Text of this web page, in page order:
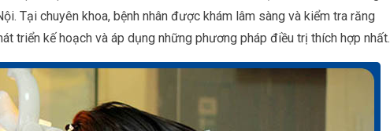
Tại chuyên khoa, bệnh nhân được khám lâm sàng và kiểm tra răng
triển kế hoạch và áp dụng những phương pháp điều trị thích hợp nhất.